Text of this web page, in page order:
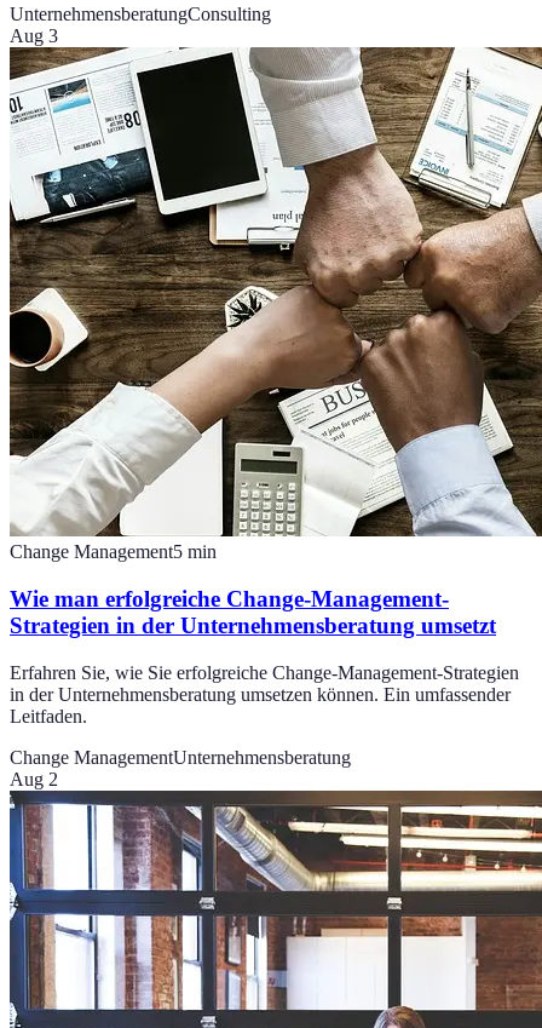
UnternehmensberatungConsulting
Aug 3
Change Management5 min
Wie man erfolgreiche Change-Management-
Strategien in der Unternehmensberatung umsetzt
Erfahren Sie, wie Sie erfolgreiche Change-Management-Strategien
in der Unternehmensberatung umsetzen können. Ein umfassender
Leitfaden.
Change ManagementUnternehmensberatung
Aug 2